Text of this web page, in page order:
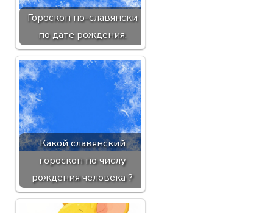
Гороскоп по-славянски
по дате рождения.
Какой славянский
гороскоп по числу
рождения человека ?